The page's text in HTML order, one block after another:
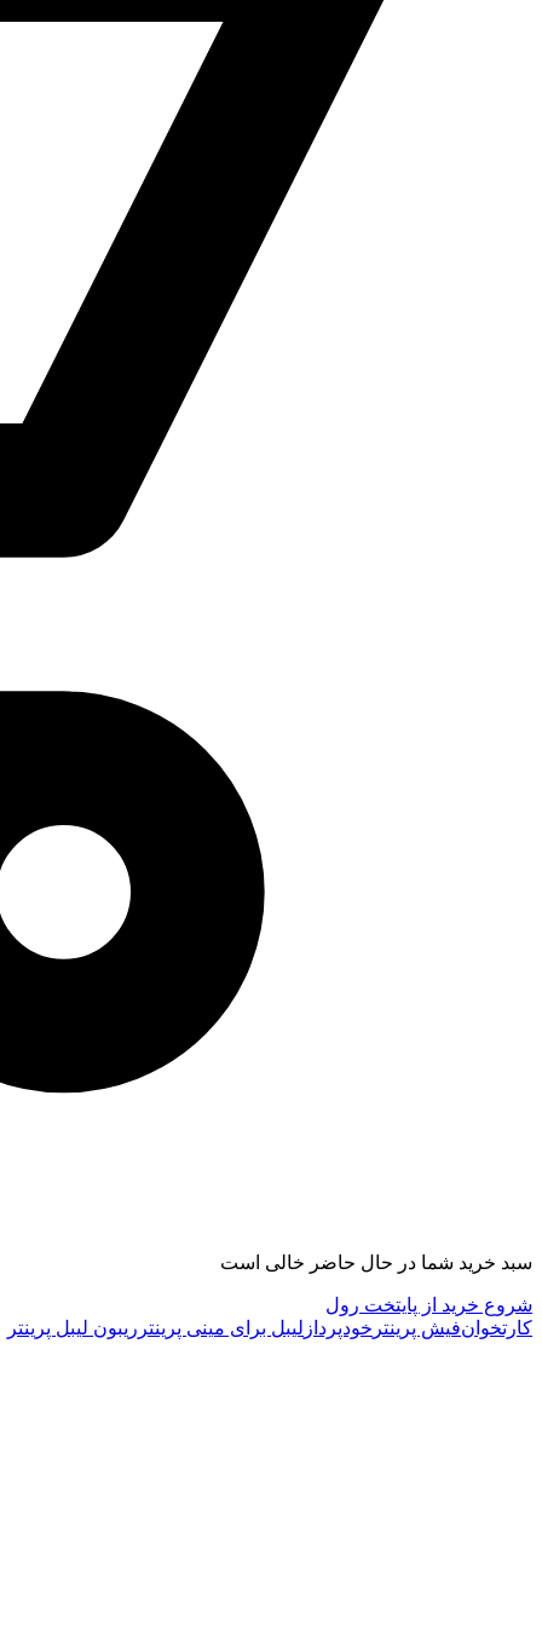
سبد خرید شما در حال حاضر خالی است
شروع خرید از پایتخت رول
کارتخوانفیش پرینتر خودپرداز لیبل برای مینی پرینتر ریبون لیبل پرینتر